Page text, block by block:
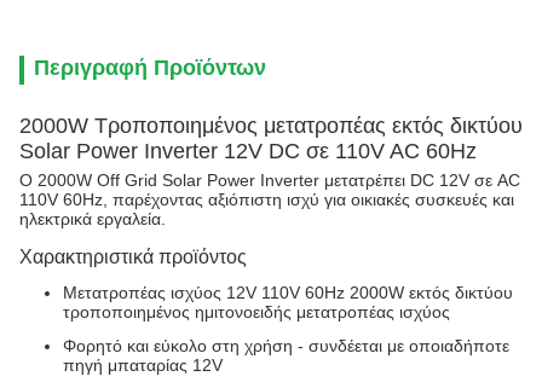
Περιγραφή Προϊόντων
2000W Τροποποιημένος μετατροπέας εκτός δικτύου
Solar Power Inverter 12V DC σε 110V AC 60Hz
Ο 2000W Off Grid Solar Power Inverter μετατρέπει DC 12V σε AC
110V 60Hz, παρέχοντας αξιόπιστη ισχύ για οικιακές συσκευές και
ηλεκτρικά εργαλεία.
Χαρακτηριστικά προϊόντος
Μετατροπέας ισχύος 12V 110V 60Hz 2000W εκτός δικτύου
τροποποιημένος ημιτονοειδής μετατροπέας ισχύος
Φορητό και εύκολο στη χρήση - συνδέεται με οποιαδήποτε
πηγή μπαταρίας 12V